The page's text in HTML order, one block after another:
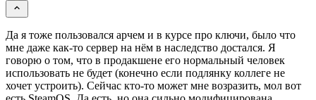
Да я тоже пользовался арчем и в курсе про ключи, было что
мне даже как-то сервер на нём в наследство достался. Я
говорю о том, что в продакшене его нормальный человек
использовать не будет (конечно если подлянку коллеге не
хочет устроить). Сейчас кто-то может мне возразить, мол вот